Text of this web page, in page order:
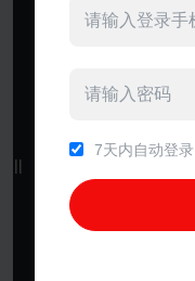
||
7天内自动登录